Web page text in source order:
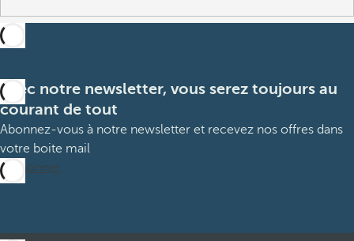
Avec notre newsletter, vous serez toujours au
courant de tout
Abonnez-vous à notre newsletter et recevez nos offres dans
votre boite mail
M’abonner